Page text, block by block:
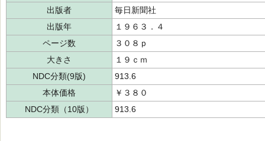
出版者
毎日新聞社
出版年
１９６３．４
ページ数
３０８ｐ
大きさ
１９ｃｍ
NDC分類(9版)
913.6
本体価格
￥３８０
NDC分類（10版）
913.6